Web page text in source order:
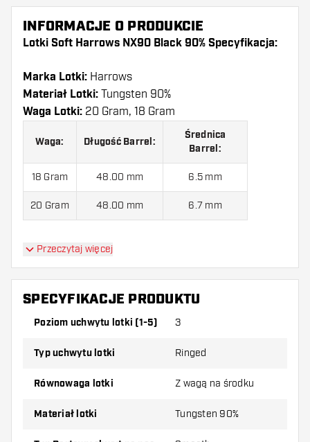
INFORMACJE O PRODUKCIE
Lotki Soft Harrows NX90 Black 90% Specyfikacja:
Marka Lotki: Harrows
Materiał Lotki: Tungsten 90%
Waga Lotki: 20 Gram, 18 Gram
Waga: Długość Barrel:
Średnica
Barrel:
18 Gram 48.00 mm 6.5 mm
20 Gram 48.00 mm 6.7 mm
Lotki Soft Harrows NX90 Black 90% jest
Przeczytaj więcej
SPECYFIKACJE PRODUKTU
Poziom uchwytu lotki (1-5) 3
Typ uchwytu lotki Ringed
Równowaga lotki Z wagą na środku
Materiał lotki Tungsten 90%